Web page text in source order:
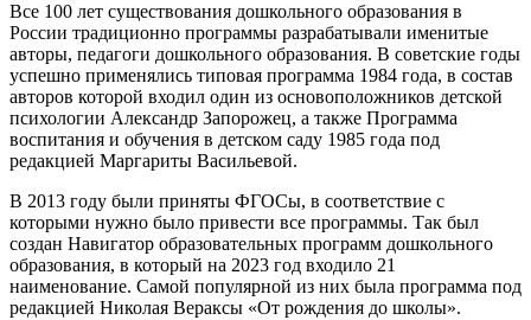
Все 100 лет существования дошкольного образования в
России традиционно программы разрабатывали именитые
авторы, педагоги дошкольного образования. В советские годы
успешно применялись типовая программа 1984 года, в состав
авторов которой входил один из основоположников детской
психологии Александр Запорожец, а также Программа
воспитания и обучения в детском саду 1985 года под
редакцией Маргариты Васильевой.
В 2013 году были приняты ФГОСы, в соответствие с
которыми нужно было привести все программы. Так был
создан Навигатор образовательных программ дошкольного
образования, в который на 2023 год входило 21
наименование. Самой популярной из них была программа под
редакцией Николая Вераксы «От рождения до школы».